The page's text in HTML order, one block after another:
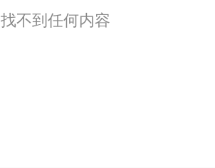
找不到任何内容